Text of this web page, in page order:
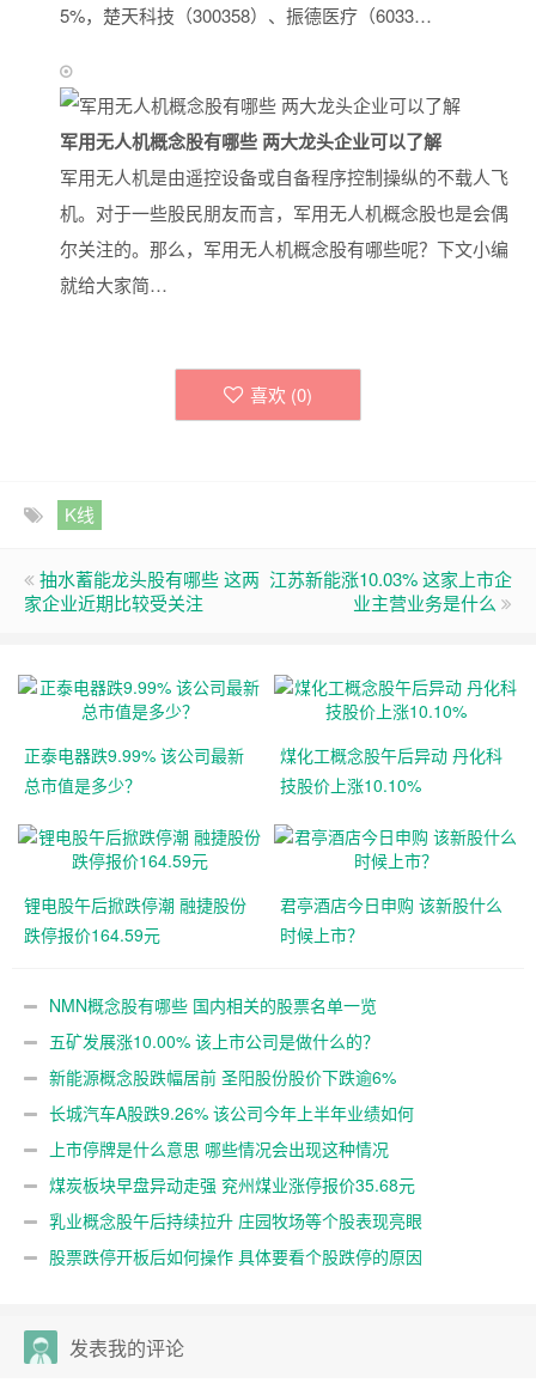
5%，楚天科技（300358）、振德医疗（6033…
军用无人机概念股有哪些 两大龙头企业可以了解
军用无人机是由遥控设备或自备程序控制操纵的不载人飞
机。对于一些股民朋友而言，军用无人机概念股也是会偶
尔关注的。那么，军用无人机概念股有哪些呢？下文小编
就给大家简…
喜欢 (0)
K线
抽水蓄能龙头股有哪些 这两
家企业近期比较受关注
江苏新能涨10.03% 这家上市企
业主营业务是什么
正泰电器跌9.99% 该公司最新
总市值是多少？
煤化工概念股午后异动 丹化科
技股价上涨10.10%
锂电股午后掀跌停潮 融捷股份
跌停报价164.59元
君亭酒店今日申购 该新股什么
时候上市？
NMN概念股有哪些 国内相关的股票名单一览
五矿发展涨10.00% 该上市公司是做什么的？
新能源概念股跌幅居前 圣阳股份股价下跌逾6%
长城汽车A股跌9.26% 该公司今年上半年业绩如何
上市停牌是什么意思 哪些情况会出现这种情况
煤炭板块早盘异动走强 兖州煤业涨停报价35.68元
乳业概念股午后持续拉升 庄园牧场等个股表现亮眼
股票跌停开板后如何操作 具体要看个股跌停的原因
发表我的评论